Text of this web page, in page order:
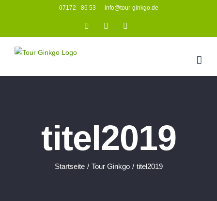
07172 - 86 53 info@tour-ginkgo.de
InstagramFacebook
titel2019
Startseite / Tour Ginkgo / titel2019